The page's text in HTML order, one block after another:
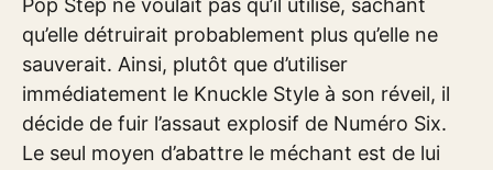
Pop Step ne voulait pas qu’il utilise, sachant
qu’elle détruirait probablement plus qu’elle ne
sauverait. Ainsi, plutôt que d’utiliser
immédiatement le Knuckle Style à son réveil, il
décide de fuir l’assaut explosif de Numéro Six.
Le seul moyen d’abattre le méchant est de lui